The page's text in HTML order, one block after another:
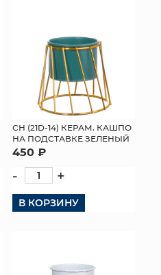
СН (21D-14) КЕРАМ. КАШПО
НА ПОДСТАВКЕ ЗЕЛЕНЫЙ
450 ₽
- +
В КОРЗИНУ